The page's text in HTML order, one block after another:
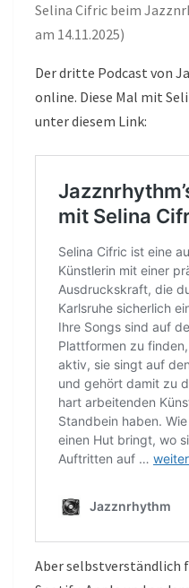
Selina Cifric beim
am 14.11.2025)
Der dritte Podcast von
online. Diese Mal mit
unter diesem Link:
Aber selbstverständlich